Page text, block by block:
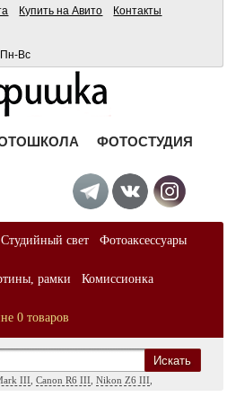
Купить на Авито
Контакты
Пн-Вс
ФОТОСТУДИЯ
Студийный свет Фотоаксессуары
рамки Комиссионка
0 товаров
Искать
III ,Canon R6 III ,Nikon Z6 III